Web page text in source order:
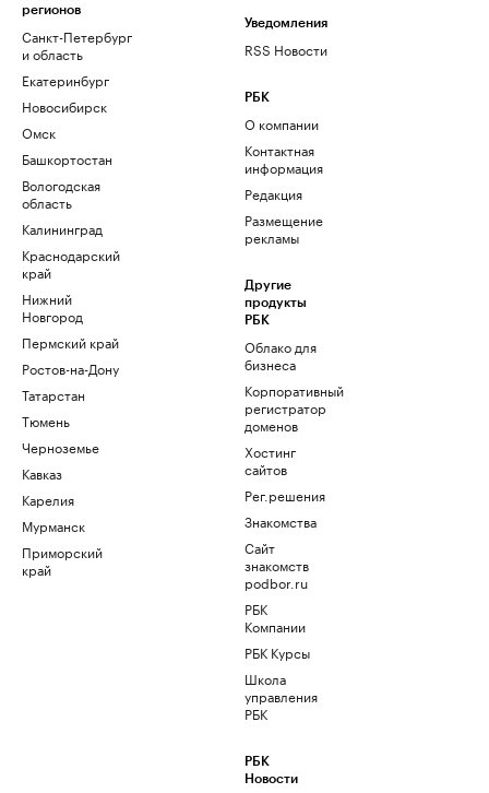
регионов
Санкт-Петербург
и область
Екатеринбург
Новосибирск
Омск
Башкортостан
Вологодская
область
Калининград
Краснодарский
край
Нижний
Новгород
Пермский край
Ростов-на-Дону
Татарстан
Тюмень
Черноземье
Кавказ
Карелия
Мурманск
Приморский
край
Уведомления
RSS Новости
РБК
О компании
Контактная
информация
Редакция
Размещение
рекламы
Другие
продукты
РБК
Облако для
бизнеса
Корпоративный
регистратор
доменов
Хостинг
сайтов
Рег.решения
Знакомства
Сайт
знакомств
podbor.ru
РБК
Компании
РБК Курсы
Школа
управления
РБК
РБК
Новости